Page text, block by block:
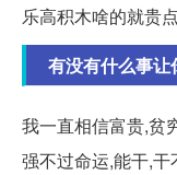
乐高积木啥的就贵
有没有什么事
我一直相信富贵,贫
强不过命运,能干,